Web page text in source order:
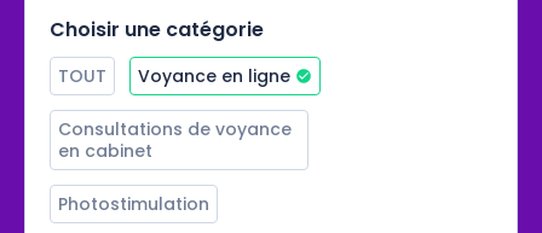
Choisir une catégorie
TOUT Voyance en ligne
Consultations de voyance
en cabinet
Photostimulation